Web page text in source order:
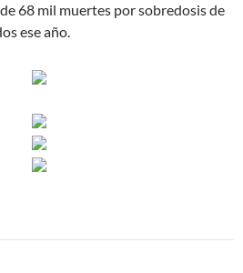
68 mil muertes por sobredosis de
ese año.